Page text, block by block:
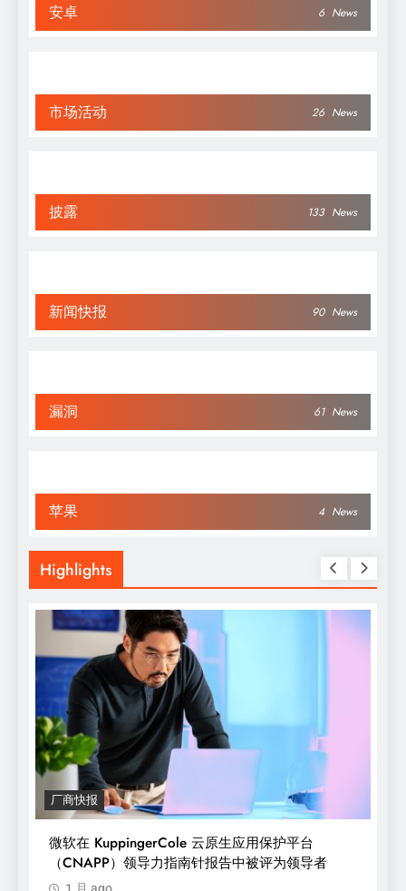
安卓 6 News
市场活动 26 News
披露 133 News
新闻快报 90 News
漏洞 61 News
苹果 4 News
Highlights
厂商快报
微软在 KuppingerCole 云原生应用保护平台
（CNAPP）领导力指南针报告中被评为领导者